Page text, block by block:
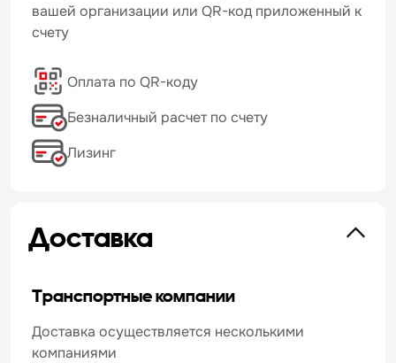
вашей организации или QR-код приложенный к
счету
Оплата по QR-коду
Безналичный расчет по счету
Лизинг
Доставка
Транспортные компании
Доставка осуществляется несколькими
компаниями